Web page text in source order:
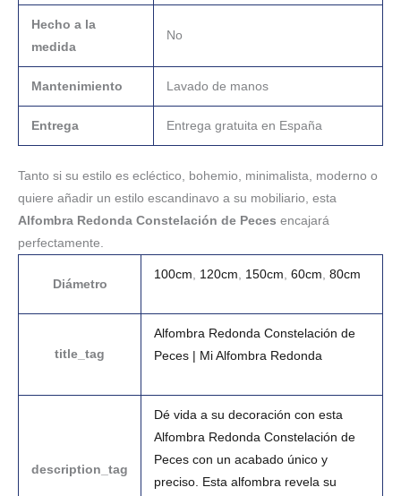
Hecho a la
medida
No
Mantenimiento Lavado de manos
Entrega Entrega gratuita en España
Tanto si su estilo es ecléctico, bohemio, minimalista, moderno o
quiere añadir un estilo escandinavo a su mobiliario, esta
Alfombra Redonda Constelación de Peces encajará
perfectamente.
Diámetro
100cm 120cm 150cm 60cm 80cm
title_tag
Alfombra Redonda Constelación de
Peces | Mi Alfombra Redonda
description_tag
Dé vida a su decoración con esta
Alfombra Redonda Constelación de
Peces con un acabado único y
preciso. Esta alfombra revela su